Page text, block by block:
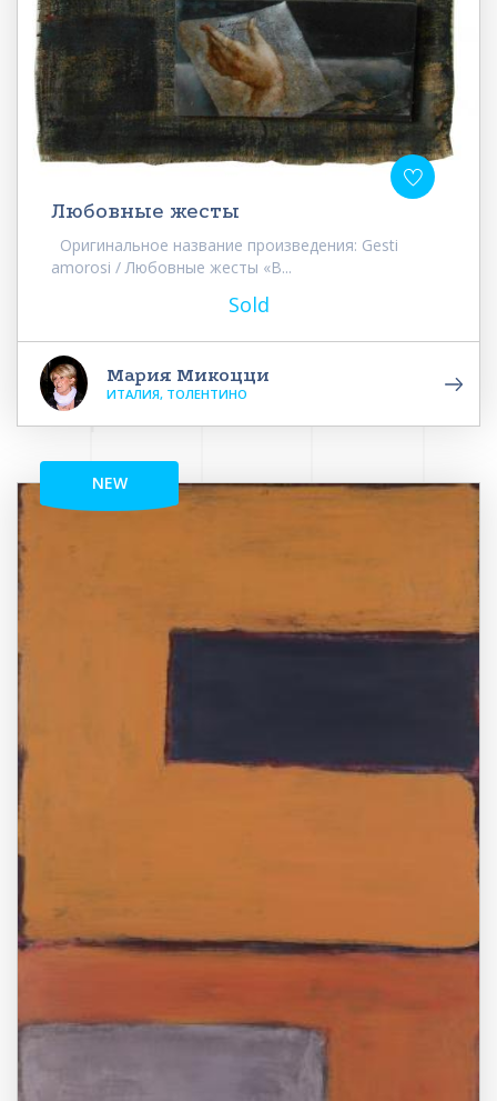
Любовные жесты
Оригинальное название произведения: Gesti
amorosi / Любовные жесты «В...
Sold
Мария Микоцци
ИТАЛИЯ, ТОЛЕНТИНО
NEW